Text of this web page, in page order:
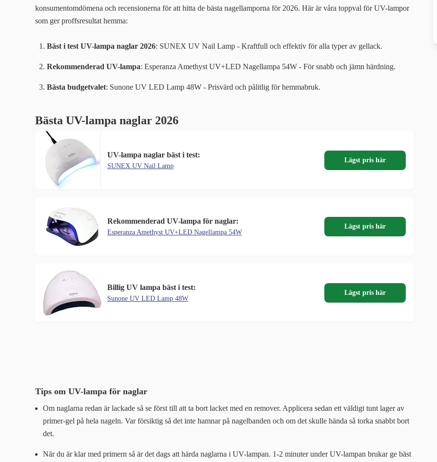
konsumentomdömena och recensionerna för att hitta de bästa nagellamporna för 2026. Här är våra toppval för UV-lampor
som ger proffsresultat hemma:
Bäst i test UV-lampa naglar 2026: SUNEX UV Nail Lamp - Kraftfull och effektiv för alla typer av gellack.
Rekommenderad UV-lampa: Esperanza Amethyst UV+LED Nagellampa 54W - För snabb och jämn härdning.
Bästa budgetvalet: Sunone UV LED Lamp 48W - Prisvärd och pålitlig för hemmabruk.
Bästa UV-lampa naglar 2026
UV-lampa naglar bäst i test:
SUNEX UV Nail Lamp
Lägst pris här
Rekommenderad UV-lampa för naglar:
Esperanza Amethyst UV+LED Nagellampa 54W
Lägst pris här
Billig UV lampa bäst i test:
Sunone UV LED Lamp 48W
Lägst pris här
Tips om UV-lampa för naglar
Om naglarna redan är lackade så se först till att ta bort lacket med en remover. Applicera sedan ett väldigt tunt lager av
primer-gel på hela nageln. Var försiktig så det inte hamnar på nagelbanden och om det skulle hända så torka snabbt bort
det.
När du är klar med primern så är det dags att härda naglarna i UV-lampan. 1-2 minuter under UV-lampan brukar ge bäst